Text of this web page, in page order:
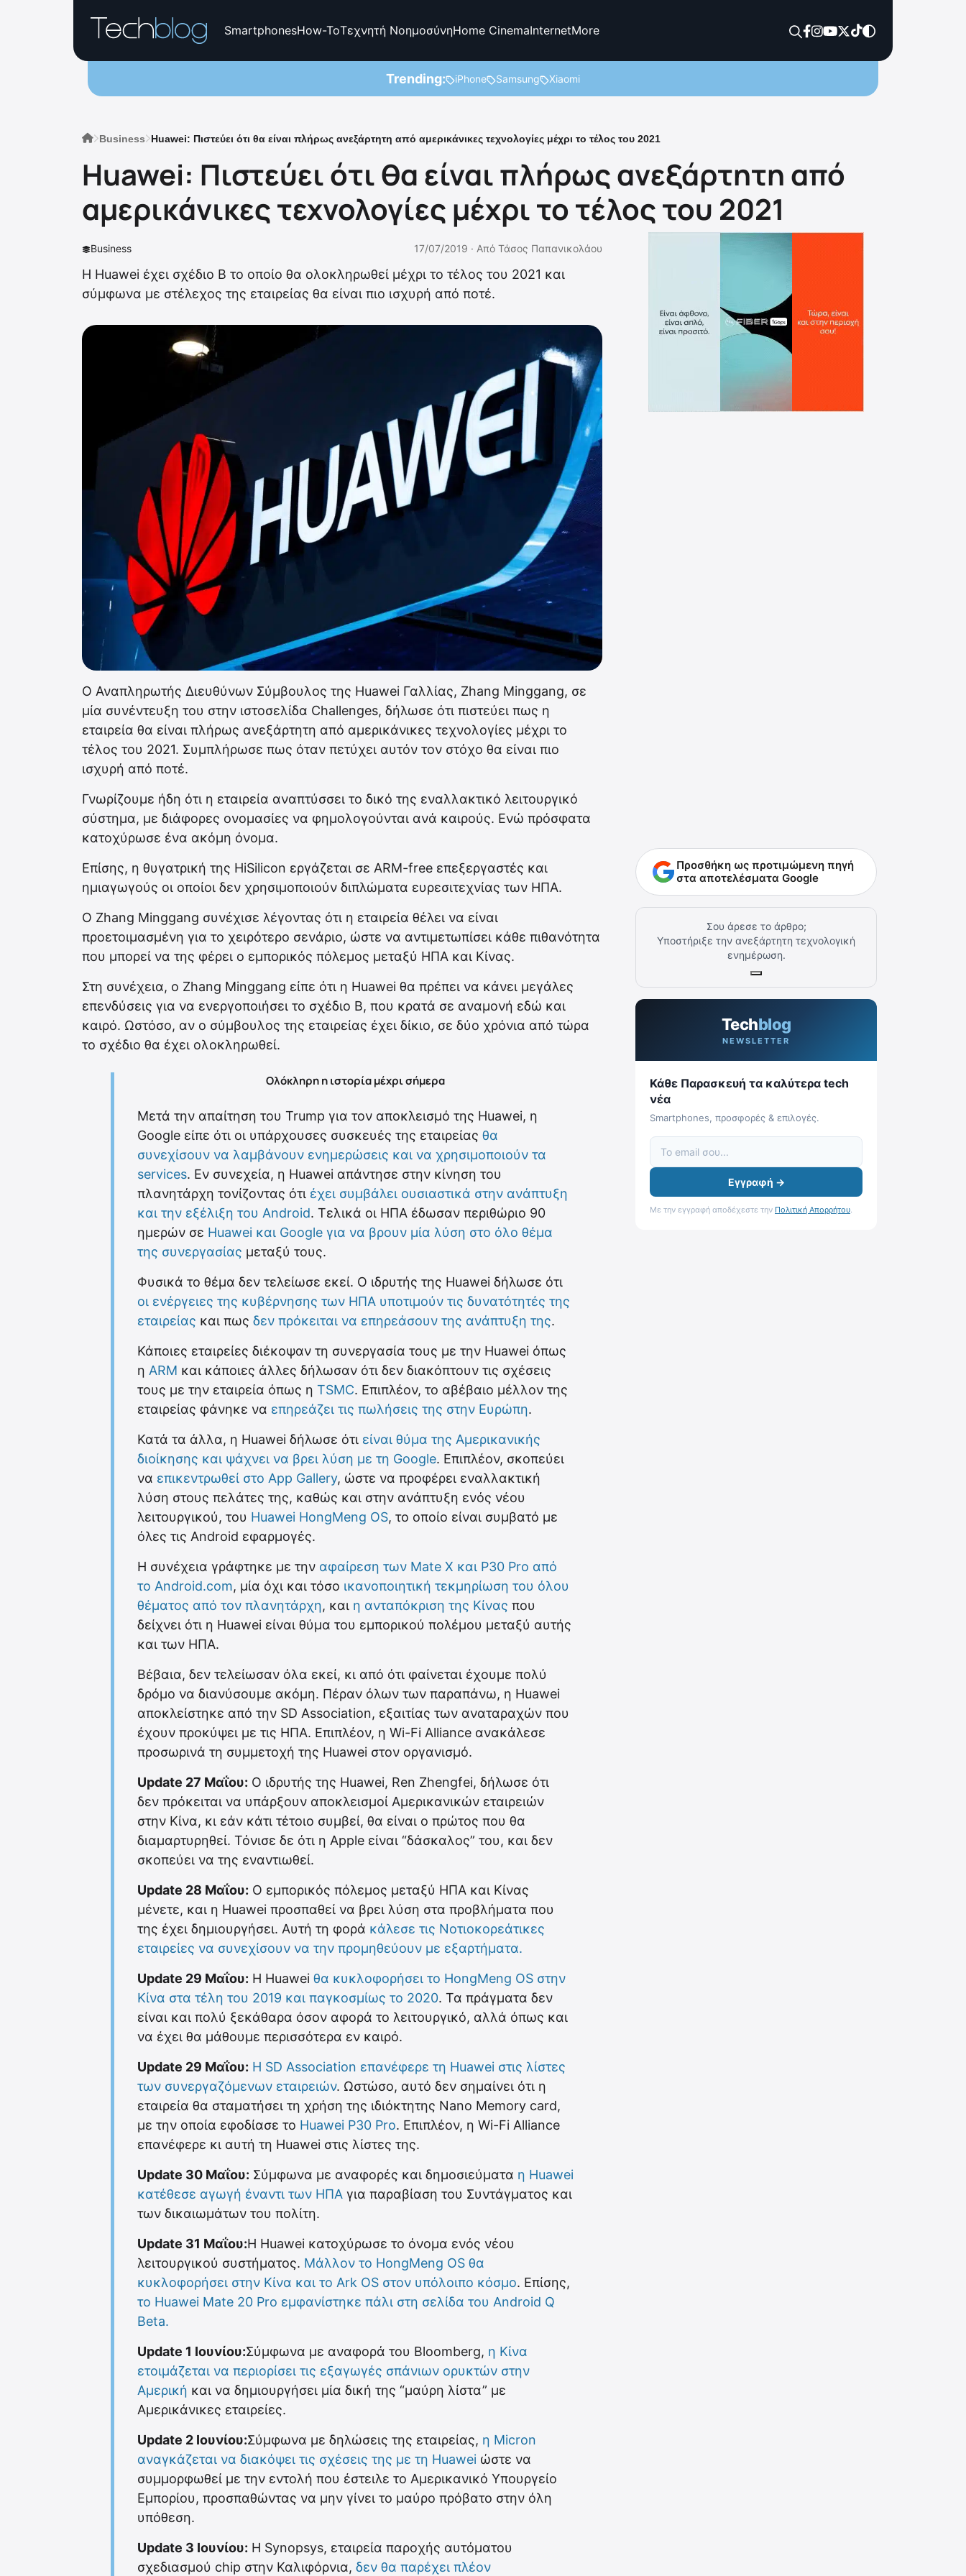
SmartphonesHow-ToΤεχνητή ΝοημοσύνηHome CinemaInternetMore
Trending: iPhone Samsung Xiaomi
Business Huawei: Πιστεύει ότι θα είναι πλήρως ανεξάρτητη από αμερικάνικες τεχνολογίες μέχρι το τέλος του 2021
Huawei: Πιστεύει ότι θα είναι πλήρως ανεξάρτητη από
αμερικάνικες τεχνολογίες μέχρι το τέλος του 2021
Business 17/07/2019 · Από Τάσος Παπανικολάου
Η Huawei έχει σχέδιο Β το οποίο θα ολοκληρωθεί μέχρι το τέλος του 2021 και
σύμφωνα με στέλεχος της εταιρείας θα είναι πιο ισχυρή από ποτέ.
Ο Αναπληρωτής Διευθύνων Σύμβουλος της Huawei Γαλλίας, Zhang Minggang, σε
μία συνέντευξη του στην ιστοσελίδα Challenges, δήλωσε ότι πιστεύει πως η
εταιρεία θα είναι πλήρως ανεξάρτητη από αμερικάνικες τεχνολογίες μέχρι το
τέλος του 2021. Συμπλήρωσε πως όταν πετύχει αυτόν τον στόχο θα είναι πιο
ισχυρή από ποτέ.
Γνωρίζουμε ήδη ότι η εταιρεία αναπτύσσει το δικό της εναλλακτικό λειτουργικό
σύστημα, με διάφορες ονομασίες να φημολογούνται ανά καιρούς. Ενώ πρόσφατα
κατοχύρωσε ένα ακόμη όνομα.
Επίσης, η θυγατρική της HiSilicon εργάζεται σε ARM-free επεξεργαστές και
ημιαγωγούς οι οποίοι δεν χρησιμοποιούν διπλώματα ευρεσιτεχνίας των ΗΠΑ.
Ο Zhang Minggang συνέχισε λέγοντας ότι η εταιρεία θέλει να είναι
προετοιμασμένη για το χειρότερο σενάριο, ώστε να αντιμετωπίσει κάθε πιθανότητα
που μπορεί να της φέρει ο εμπορικός πόλεμος μεταξύ ΗΠΑ και Κίνας.
Στη συνέχεια, ο Zhang Minggang είπε ότι η Huawei θα πρέπει να κάνει μεγάλες
επενδύσεις για να ενεργοποιήσει το σχέδιο Β, που κρατά σε αναμονή εδώ και
καιρό. Ωστόσο, αν ο σύμβουλος της εταιρείας έχει δίκιο, σε δύο χρόνια από τώρα
το σχέδιο θα έχει ολοκληρωθεί.
Ολόκληρη η ιστορία μέχρι σήμερα
Μετά την απαίτηση του Trump για τον αποκλεισμό της Huawei, η
Google είπε ότι οι υπάρχουσες συσκευές της εταιρείας θα
συνεχίσουν να λαμβάνουν ενημερώσεις και να χρησιμοποιούν τα
services. Εν συνεχεία, η Huawei απάντησε στην κίνηση του
πλανητάρχη τονίζοντας ότι έχει συμβάλει ουσιαστικά στην ανάπτυξη
και την εξέλιξη του Android. Τελικά οι ΗΠΑ έδωσαν περιθώριο 90
ημερών σε Huawei και Google για να βρουν μία λύση στο όλο θέμα
της συνεργασίας μεταξύ τους.
Φυσικά το θέμα δεν τελείωσε εκεί. Ο ιδρυτής της Huawei δήλωσε ότι
οι ενέργειες της κυβέρνησης των ΗΠΑ υποτιμούν τις δυνατότητές της
εταιρείας και πως δεν πρόκειται να επηρεάσουν της ανάπτυξη της.
Κάποιες εταιρείες διέκοψαν τη συνεργασία τους με την Huawei όπως
η ARM και κάποιες άλλες δήλωσαν ότι δεν διακόπτουν τις σχέσεις
τους με την εταιρεία όπως η TSMC. Επιπλέον, το αβέβαιο μέλλον της
εταιρείας φάνηκε να επηρεάζει τις πωλήσεις της στην Ευρώπη.
Κατά τα άλλα, η Huawei δήλωσε ότι είναι θύμα της Αμερικανικής
διοίκησης και ψάχνει να βρει λύση με τη Google. Επιπλέον, σκοπεύει
να επικεντρωθεί στο App Gallery, ώστε να προφέρει εναλλακτική
λύση στους πελάτες της, καθώς και στην ανάπτυξη ενός νέου
λειτουργικού, του Huawei HongMeng OS, το οποίο είναι συμβατό με
όλες τις Android εφαρμογές.
Η συνέχεια γράφτηκε με την αφαίρεση των Mate X και P30 Pro από
το Android.com, μία όχι και τόσο ικανοποιητική τεκμηρίωση του όλου
θέματος από τον πλανητάρχη, και η ανταπόκριση της Κίνας που
δείχνει ότι η Huawei είναι θύμα του εμπορικού πολέμου μεταξύ αυτής
και των ΗΠΑ.
Βέβαια, δεν τελείωσαν όλα εκεί, κι από ότι φαίνεται έχουμε πολύ
δρόμο να διανύσουμε ακόμη. Πέραν όλων των παραπάνω, η Huawei
αποκλείστηκε από την SD Association, εξαιτίας των αναταραχών που
έχουν προκύψει με τις ΗΠΑ. Επιπλέον, η Wi-Fi Alliance ανακάλεσε
προσωρινά τη συμμετοχή της Huawei στον οργανισμό.
Update 27 Μαΐου: Ο ιδρυτής της Huawei, Ren Zhengfei, δήλωσε ότι
δεν πρόκειται να υπάρξουν αποκλεισμοί Αμερικανικών εταιρειών
στην Κίνα, κι εάν κάτι τέτοιο συμβεί, θα είναι ο πρώτος που θα
διαμαρτυρηθεί. Τόνισε δε ότι η Apple είναι “δάσκαλος” του, και δεν
σκοπεύει να της εναντιωθεί.
Update 28 Μαΐου: Ο εμπορικός πόλεμος μεταξύ ΗΠΑ και Κίνας
μένετε, και η Huawei προσπαθεί να βρει λύση στα προβλήματα που
της έχει δημιουργήσει. Αυτή τη φορά κάλεσε τις Νοτιοκορεάτικες
εταιρείες να συνεχίσουν να την προμηθεύουν με εξαρτήματα.
Update 29 Μαΐου: Η Huawei θα κυκλοφορήσει το HongMeng OS στην
Κίνα στα τέλη του 2019 και παγκοσμίως το 2020. Τα πράγματα δεν
είναι και πολύ ξεκάθαρα όσον αφορά το λειτουργικό, αλλά όπως και
να έχει θα μάθουμε περισσότερα εν καιρό.
Update 29 Μαΐου: Η SD Association επανέφερε τη Huawei στις λίστες
των συνεργαζόμενων εταιρειών. Ωστώσο, αυτό δεν σημαίνει ότι η
εταιρεία θα σταματήσει τη χρήση της ιδιόκτητης Nano Memory card,
με την οποία εφοδίασε το Huawei P30 Pro. Επιπλέον, η Wi-Fi Alliance
επανέφερε κι αυτή τη Huawei στις λίστες της.
Update 30 Μαΐου: Σύμφωνα με αναφορές και δημοσιεύματα η Huawei
κατέθεσε αγωγή έναντι των ΗΠΑ για παραβίαση του Συντάγματος και
των δικαιωμάτων του πολίτη.
Update 31 Μαΐου:Η Huawei κατοχύρωσε το όνομα ενός νέου
λειτουργικού συστήματος. Μάλλον το HongMeng OS θα
κυκλοφορήσει στην Κίνα και το Ark OS στον υπόλοιπο κόσμο. Επίσης,
το Huawei Mate 20 Pro εμφανίστηκε πάλι στη σελίδα του Android Q
Beta.
Update 1 Ιουνίου:Σύμφωνα με αναφορά του Bloomberg, η Κίνα
ετοιμάζεται να περιορίσει τις εξαγωγές σπάνιων ορυκτών στην
Αμερική και να δημιουργήσει μία δική της “μαύρη λίστα” με
Αμερικάνικες εταιρείες.
Update 2 Ιουνίου:Σύμφωνα με δηλώσεις της εταιρείας, η Micron
αναγκάζεται να διακόψει τις σχέσεις της με τη Huawei ώστε να
συμμορφωθεί με την εντολή που έστειλε το Αμερικανικό Υπουργείο
Εμπορίου, προσπαθώντας να μην γίνει το μαύρο πρόβατο στην όλη
υπόθεση.
Update 3 Ιουνίου: Η Synopsys, εταιρεία παροχής αυτόματου
σχεδιασμού chip στην Καλιφόρνια, δεν θα παρέχει πλέον
Προσθήκη ως προτιμώμενη πηγή
στα αποτελέσματα Google
Σου άρεσε το άρθρο;
Υποστήριξε την ανεξάρτητη τεχνολογική
ενημέρωση.
Techblog
NEWSLETTER
Κάθε Παρασκευή τα καλύτερα tech
νέα
Smartphones, προσφορές & επιλογές.
Εγγραφή →
Με την εγγραφή αποδέχεστε την Πολιτική Απορρήτου.